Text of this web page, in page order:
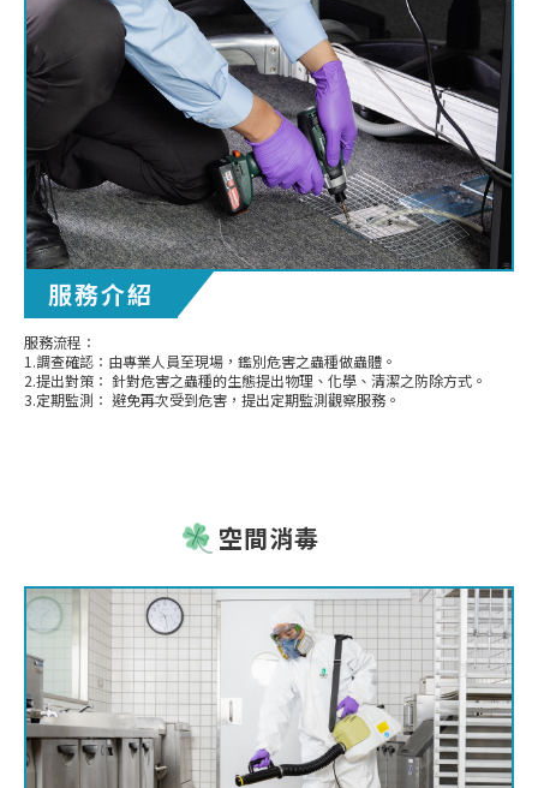
服務介紹
服務流程：
1.調查確認：由專業人員至現場，鑑別危害之蟲種做蟲體。
2.提出對策： 針對危害之蟲種的生態提出物理、化學、清潔之防除方式。
3.定期監測： 避免再次受到危害，提出定期監測觀察服務。
空間消毒